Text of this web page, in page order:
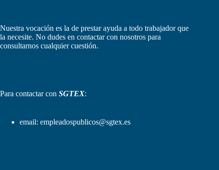
Nuestra vocación es la de prestar ayuda a todo trabajador que
la necesite. No dudes en contactar con nosotros para
consultarnos cualquier cuestión.
Para contactar con SGTEX:
email: empleadospublicos@sgtex.es